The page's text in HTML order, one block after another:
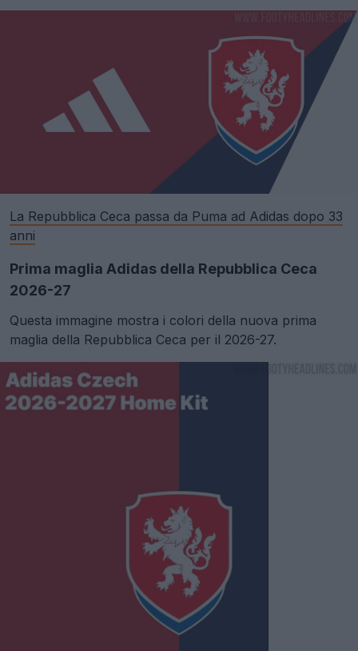
La Repubblica Ceca passa da Puma ad Adidas dopo 33
anni
Prima maglia Adidas della Repubblica Ceca
2026-27
Questa immagine mostra i colori della nuova prima
maglia della Repubblica Ceca per il 2026-27.